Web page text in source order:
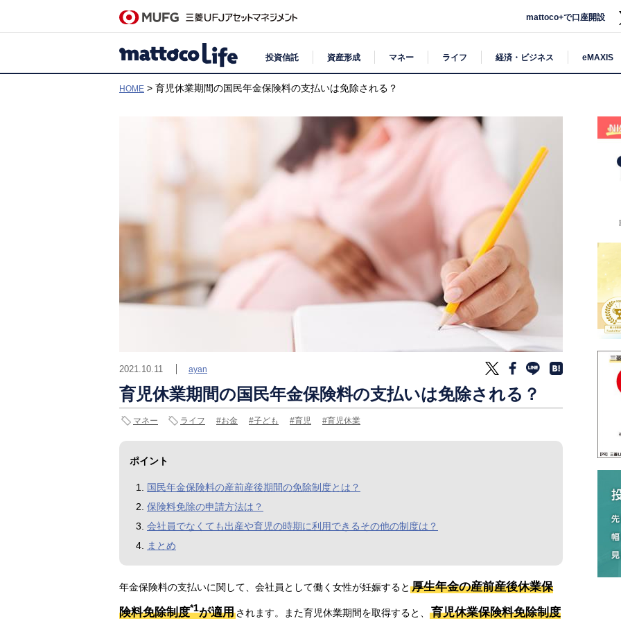
mattoco+で口座開設
投資信託 資産形成 マネー ライフ 経済・ビジネス eMAXIS
HOME > 育児休業期間の国民年金保険料の支払いは免除される？
2021.10.11 ayan
育児休業期間の国民年金保険料の支払いは免除される？
マネー ライフ お金 子ども 育児 育児休業
ポイント
国民年金保険料の産前産後期間の免除制度とは？
保険料免除の申請方法は？
会社員でなくても出産や育児の時期に利用できるその他の制度は？
まとめ
年金保険料の支払いに関して、会社員として働く女性が妊娠すると 厚生年金の産前産後休業保
険料免除制度*1が適用されます。また育児休業期間を取得すると、 育児休業保険料免除制度